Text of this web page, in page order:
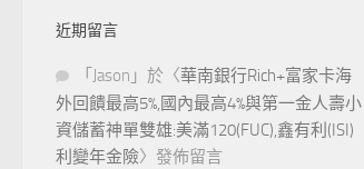
近期留言
「 Jason 」於〈華南銀行Rich+富家卡海
外回饋最高5%,國內最高4%與第一金人壽小
資儲蓄神單雙雄:美滿120(FUC),鑫有利(ISI)
利變年金險〉發佈留言